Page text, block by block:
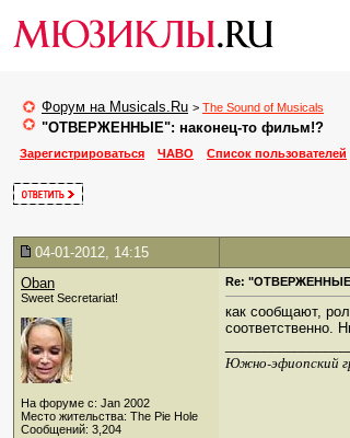
Форум на Musicals.Ru > The Sound of Musicals
"ОТВЕРЖЕННЫЕ": наконец-то фильм!?
Зарегистрироваться
ЧАВО Список пользователей
04-01-2012, 14:15
Oban
Sweet Secretariat!
На форуме с: Jan 2002
Место жительства: The Pie Hole
Сообщений: 3,204
Re:
как сообщают,
соответственно.
Южно-эфиопский